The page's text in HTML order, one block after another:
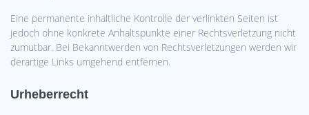
Eine permanente inhaltliche Kontrolle der verlinkten Seiten ist
jedoch ohne konkrete Anhaltspunkte einer Rechtsverletzung nicht
zumutbar. Bei Bekanntwerden von Rechtsverletzungen werden wir
derartige Links umgehend entfernen.
Urheberrecht